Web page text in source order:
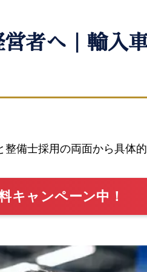
者へ｜輸入
備士採用の両面から具体的
キャンペーン中！